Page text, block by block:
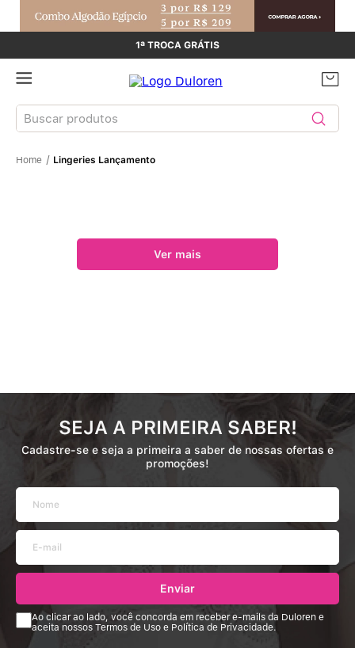
1ª TROCA GRÁTIS
Buscar produtos
Lingeries Lançamento
SEJA A PRIMEIRA SABER!
Cadastre-se e seja a primeira a saber de nossas ofertas e
promoções!
Enviar
Ao clicar ao lado, você concorda em receber e-mails da Duloren e
aceita nossos Termos de Uso e Política de Privacidade.